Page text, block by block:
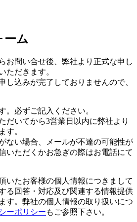
ーム
お問い合せ後、弊社より正式な申し
ただきます。
し込みが完了しておりませんので、
。必ずご記入ください。
だいてから3営業日以内に弊社より
す。
ない場合、メールが不達の可能性が
いただくかお急ぎの際はお電話にて
いたお客様の個人情報につきまして
る回答・対応及び関連する情報提供
す。弊社の個人情報の取り扱いにつ
ーポリシー もご参照下さい。